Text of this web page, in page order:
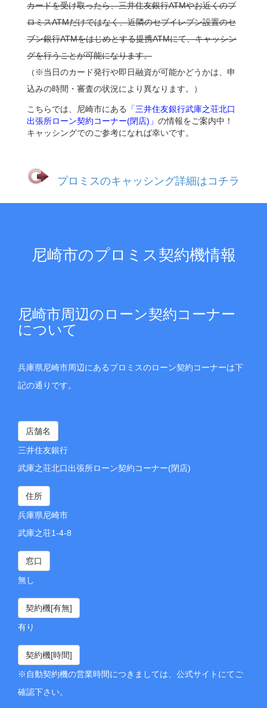
カードを受け取ったら、三井住友銀行ATMやお近くのプ
ロミスATMだけではなく、近隣のセブイレブン設置のセ
ブン銀行ATMをはじめとする提携ATMにて、キャッシン
グを行うことが可能になります。
（※当日のカード発行や即日融資が可能かどうかは、申
込みの時間・審査の状況により異なります。）
こちらでは、尼崎市にある
「三井住友銀行武庫之荘北口
出張所ローン契約コーナー(閉店)」 の情報をご案内中！
キャッシングでのご参考になれば幸いです。
プロミスのキャッシング詳細はコチラ
尼崎市のプロミス契約機情報
尼崎市周辺のローン契約コーナー
について
兵庫県尼崎市周辺にあるプロミスのローン契約コーナーは下
記の通りです。
店舗名
三井住友銀行
武庫之荘北口出張所ローン契約コーナー(閉店)
住所
兵庫県尼崎市
武庫之荘1-4-8
窓口
無し
契約機[有無]
有り
契約機[時間]
※自動契約機の営業時間につきましては、公式サイトにてご
確認下さい。